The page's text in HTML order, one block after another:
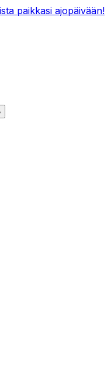
paikkasi ajopäivään!